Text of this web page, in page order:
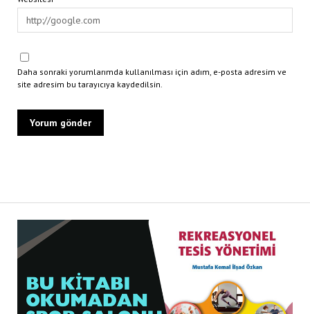
Daha sonraki yorumlarımda kullanılması için adım, e-posta adresim ve
site adresim bu tarayıcıya kaydedilsin.